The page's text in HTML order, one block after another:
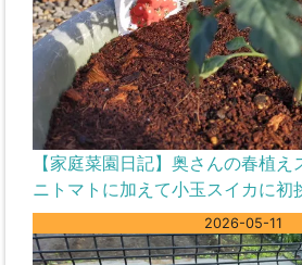
【家庭菜園日記】奥さんの春植え
ニトマトに加えて小玉スイカに初
2026-05-11